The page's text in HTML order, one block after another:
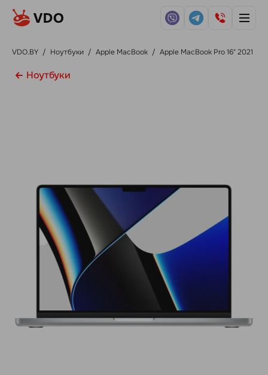
VDO.BY / Ноутбуки / Apple MacBook / Apple MacBook Pro 16" 2021
Ноутбуки